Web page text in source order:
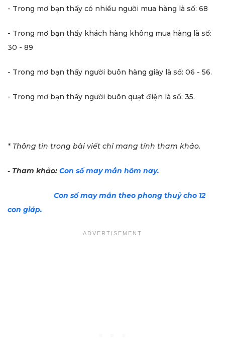
- Trong mơ bạn thấy có nhiều người mua hàng là số: 68
- Trong mơ bạn thấy khách hàng không mua hàng là số:
30 - 89
- Trong mơ bạn thấy người buôn hàng giày là số: 06 - 56.
- Trong mơ bạn thấy người buôn quạt điện là số: 35.
* Thông tin trong bài viết chỉ mang tính tham khảo.
- Tham khảo: Con số may mắn hôm nay.
Con số may mắn theo phong thuỷ cho 12
con giáp.